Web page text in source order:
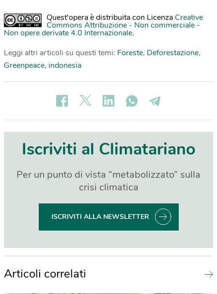
Quest'opera è distribuita con Licenza Creative
Commons Attribuzione - Non commerciale -
Non opere derivate 4.0 Internazionale.
Leggi altri articoli su questi temi: Foreste, Deforestazione,
Greenpeace, indonesia
Iscriviti al Climatariano
Per un punto di vista “metabolizzato” sulla
crisi climatica
ISCRIVITI ALLA NEWSLETTER
Articoli correlati